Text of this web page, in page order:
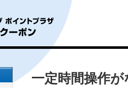
一定時間操作